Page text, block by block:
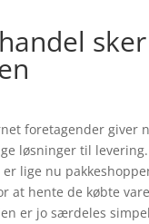
foretagender giver
løsninger til
lige nu
at hente de købte
er jo særdeles